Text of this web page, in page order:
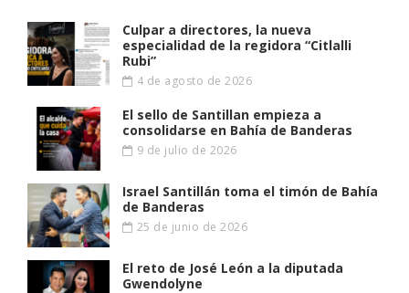
Culpar a directores, la nueva
especialidad de la regidora “Citlalli
Rubi”
4 de agosto de 2026
El sello de Santillan empieza a
consolidarse en Bahía de Banderas
9 de julio de 2026
Israel Santillán toma el timón de Bahía
de Banderas
25 de junio de 2026
El reto de José León a la diputada
Gwendolyne